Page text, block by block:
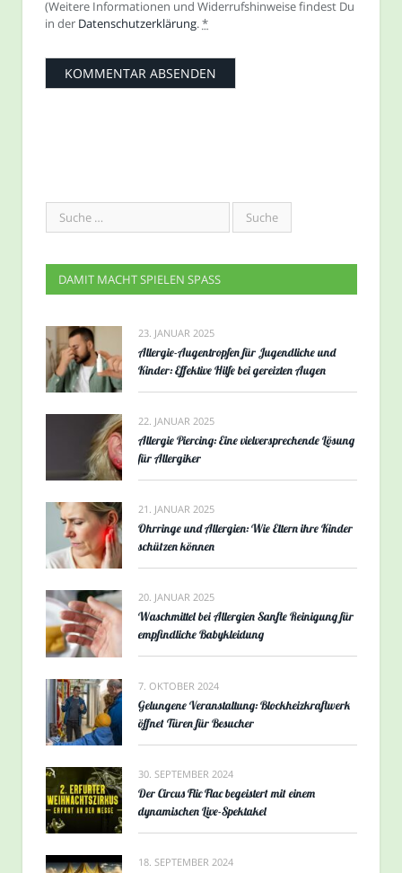
(Weitere Informationen und Widerrufshinweise findest Du
in der Datenschutzerklärung.*
DAMIT MACHT SPIELEN SPASS
23. JANUAR 2025
Allergie-Augentropfen für Jugendliche und
Kinder: Effektive Hilfe bei gereizten Augen
22. JANUAR 2025
Allergie Piercing: Eine vielversprechende Lösung
für Allergiker
21. JANUAR 2025
Ohrringe und Allergien: Wie Eltern ihre Kinder
schützen können
20. JANUAR 2025
Waschmittel bei Allergien Sanfte Reinigung für
empfindliche Babykleidung
7. OKTOBER 2024
Gelungene Veranstaltung: Blockheizkraftwerk
öffnet Türen für Besucher
30. SEPTEMBER 2024
Der Circus Flic Flac begeistert mit einem
dynamischen Live-Spektakel
18. SEPTEMBER 2024